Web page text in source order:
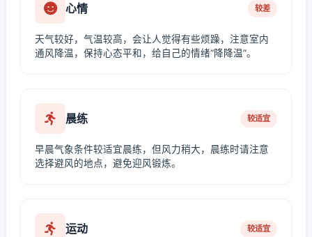
心情 较差
天气较好，气温较高，会让人觉得有些烦躁，注意室内
通风降温，保持心态平和，给自己的情绪“降降温”。
晨练 较适宜
早晨气象条件较适宜晨练，但风力稍大，晨练时请注意
选择避风的地点，避免迎风锻炼。
运动 较适宜